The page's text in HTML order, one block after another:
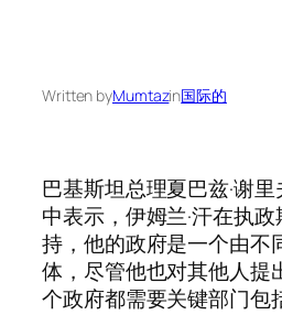
Written byMumtazin国际的
巴基斯坦总理夏巴兹·谢
中表示，伊姆兰·汗在执
持，他的政府是一个由不
体，尽管他也对其他人提
个政府都需要关键部门包